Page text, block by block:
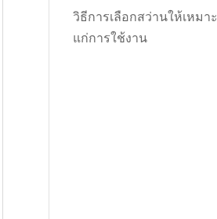
วิธีการเลือกสว่านให้เหมาะ
แก่การใช้งาน